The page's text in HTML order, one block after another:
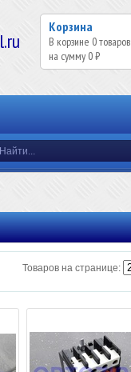
Корзина
В корзине 0товаров
на сумму 0 ₽
Товаров на странице: